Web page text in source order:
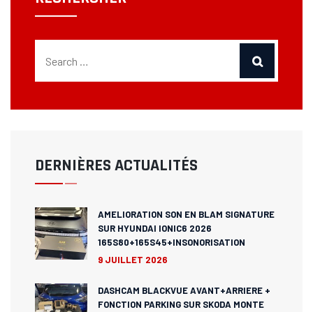
DERNIÈRES ACTUALITÉS
AMELIORATION SON EN BLAM SIGNATURE
SUR HYUNDAI IONIC6 2026
165S80+165S45+INSONORISATION
9 JUILLET 2026
DASHCAM BLACKVUE AVANT+ARRIERE +
FONCTION PARKING SUR SKODA MONTE